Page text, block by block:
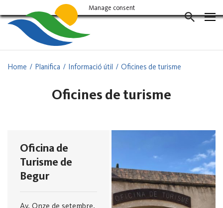
al
contingut
Home Planifica Informació útil Oficines de turisme
Oficines de turisme
Oficina de
Turisme de
Begur
Av. Onze de setembre,
Manage consent